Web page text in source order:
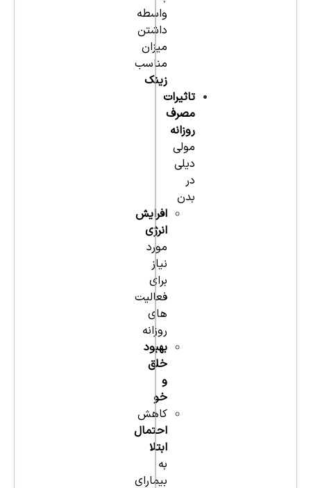
واسطه
داشتن
میزان
مناسب
زینک
تاثیرات
مصرف
روزانه
مولی
دیلی
در
بدن
افرایش
انرژی
مورد
نیاز
برای
فعالیت
های
روزانه
بهبود
خلق
و
خو
کاهش
احتمال
ابتلا
به
بیمارای